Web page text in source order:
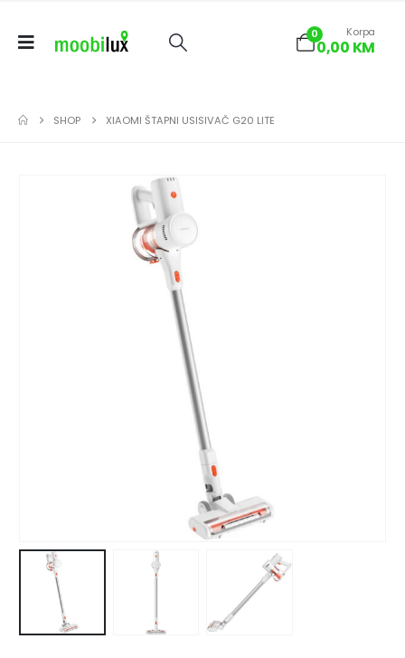
0 Korpa
0,00 KM
SHOP XIAOMI ŠTAPNI USISIVAČ G20 LITE